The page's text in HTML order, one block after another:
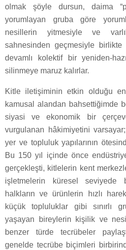
olmak şöyle dursun, daima
yorumlayan gruba göre
nesillerin yitmesiyle ve
sahnesinden geçmesiyle
devamlı kolektif bir yeniden-
silinmeye maruz kalırlar.
Kitle iletişiminin etkin olduğu
kamusal alandan bahsettiğimde
siyasi ve ekonomik bir
vurgulanan hâkimiyetini
yer ve topluluk yapılarının
Bu 150 yıl içinde önce
gerçekleşti, kitlelerin kent
işletmelerin küresel seviyede
halkların ve ürünlerin hızlı
küçük topluluklar gibi sınırlı
yaşayan bireylerin kişilik ve
benzer türde tecrübeler
genelde tecrübe biçimleri